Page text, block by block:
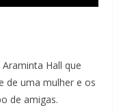
Hall que
de uma mulher e os
de amigas.